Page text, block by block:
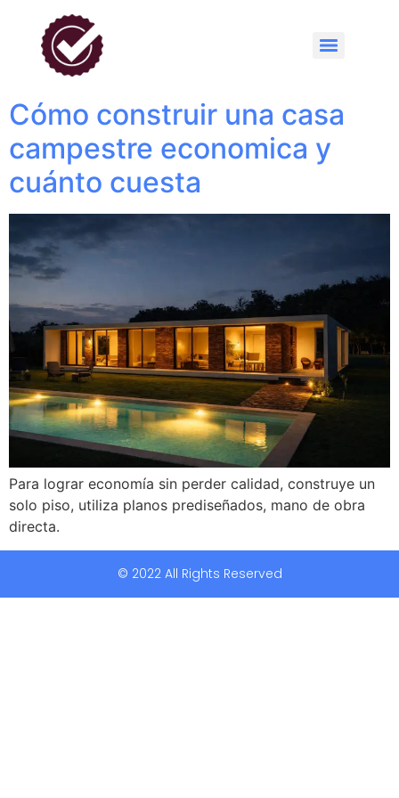
Cómo construir una casa
campestre economica y
cuánto cuesta
Para lograr economía sin perder calidad, construye un
solo piso, utiliza planos prediseñados, mano de obra
directa.
© 2022 All Rights Reserved